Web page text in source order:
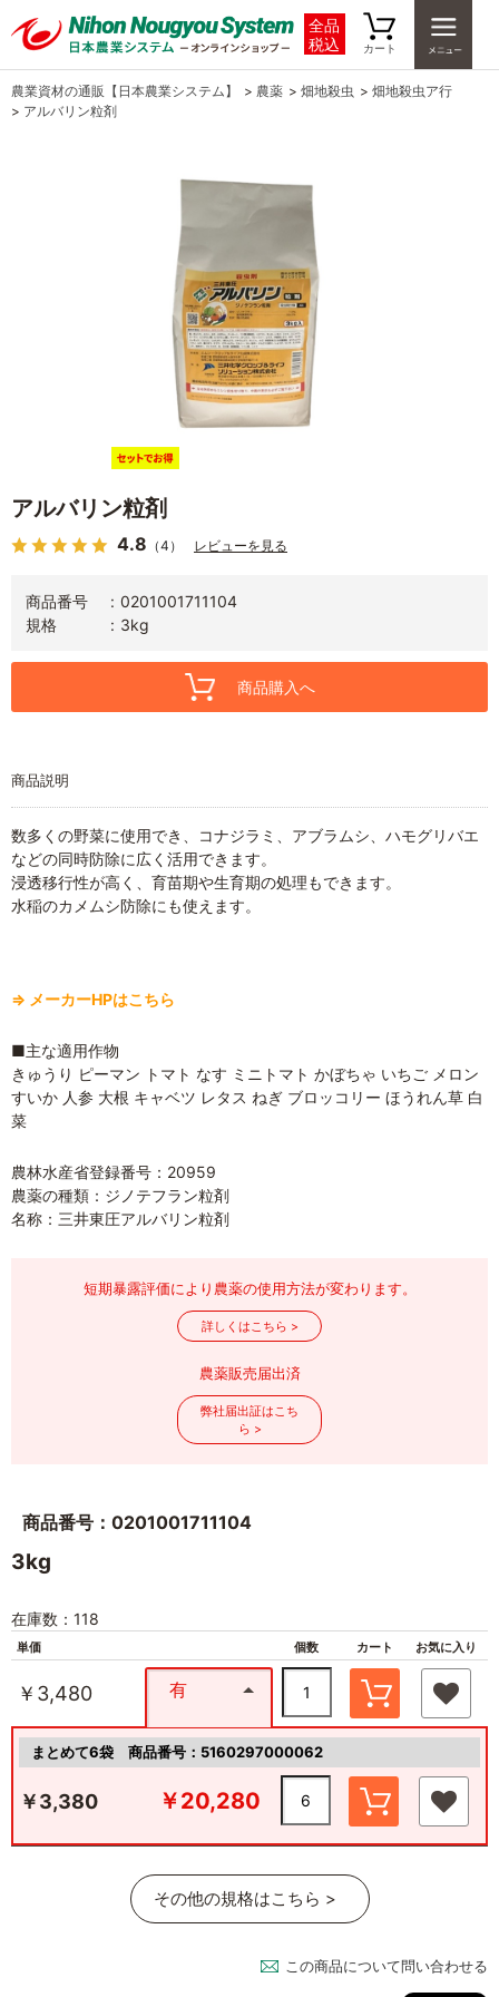
全品
税込
カート
農業資材の通販【日本農業システム】 > 農薬 > 畑地殺虫 > 畑地殺虫ア行
> アルバリン粒剤
アルバリン粒剤
4.8 （4） レビューを見る
商品番号
0201001711104
規格
3kg
商品購入へ
商品説明
数多くの野菜に使用でき、コナジラミ、アブラムシ、ハモグリバエ
などの同時防除に広く活用できます。
浸透移行性が高く、育苗期や生育期の処理もできます。
水稲のカメムシ防除にも使えます。
⇒ メーカーHPはこちら
■主な適用作物
きゅうり ピーマン トマト なす ミニトマト かぼちゃ いちご メロン
すいか 人参 大根 キャベツ レタス ねぎ ブロッコリー ほうれん草 白
菜
農林水産省登録番号：20959
農薬の種類：ジノテフラン粒剤
名称：三井東圧アルバリン粒剤
短期暴露評価により農薬の使用方法が変わります。
詳しくはこちら >
農薬販売届出済
弊社届出証はこち
ら >
商品番号：0201001711104
3kg
在庫数：118
単価 個数 カート お気に入り
￥3,480 有
まとめて6袋 商品番号：5160297000062
￥3,380 ￥20,280
その他の規格はこちら >
この商品について問い合わせる